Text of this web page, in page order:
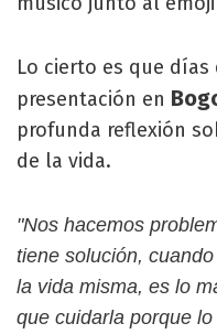
Lo cierto es que días
presentación en
profunda reflexión
de la vida.
"Nos hacemos
tiene solución,
la vida misma, es lo
que cuidarla porque